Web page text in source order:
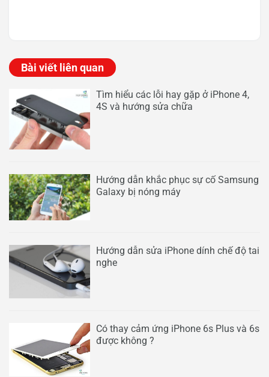
Bài viết liên quan
Tìm hiểu các lỗi hay gặp ở iPhone 4,
4S và hướng sửa chữa
Hướng dẫn khắc phục sự cố Samsung
Galaxy bị nóng máy
Hướng dẫn sửa iPhone dính chế độ tai
nghe
Có thay cảm ứng iPhone 6s Plus và 6s
được không ?